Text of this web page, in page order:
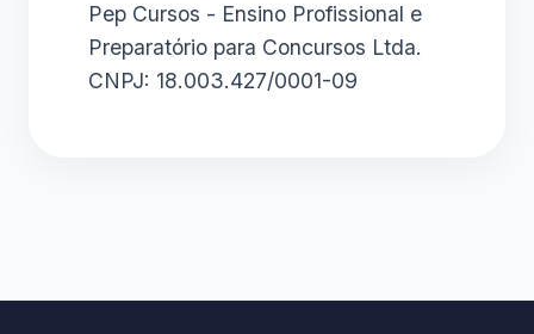
Pep Cursos - Ensino Profissional e
Preparatório para Concursos Ltda.
CNPJ: 18.003.427/0001-09